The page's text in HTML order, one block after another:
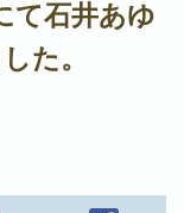
て石井あゆ
た。